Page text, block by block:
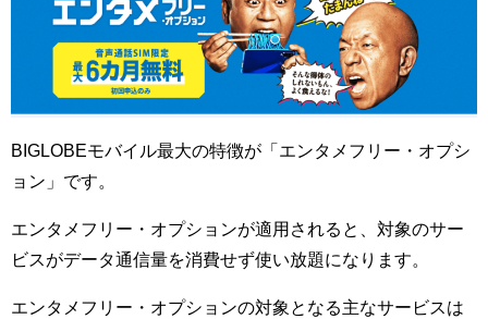
BIGLOBEモバイル最大の特徴が「エンタメフリー・オプシ
ョン」です。
エンタメフリー・オプションが適用されると、対象のサー
ビスがデータ通信量を消費せず使い放題になります。
エンタメフリー・オプションの対象となる主なサービスは